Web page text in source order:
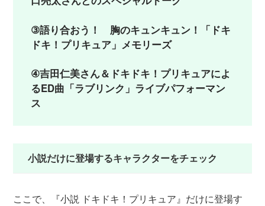
③語り合おう！ 胸のキュンキュン！「ドキ
ドキ！プリキュア」メモリーズ
④吉田仁美さん＆ドキドキ！プリキュアによ
るED曲「ラブリンク」ライブパフォーマン
ス
小説だけに登場するキャラクターをチェック
ここで、『小説 ドキドキ！プリキュア』だけに登場す